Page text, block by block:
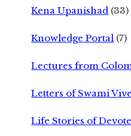
Kena Upanishad (33)
Knowledge Portal (7)
Lectures from
Letters of Swami
Life Stories of